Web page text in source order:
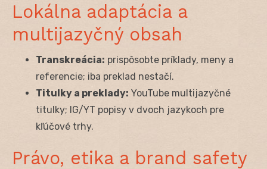
Lokálna adaptácia a
multijazyčný obsah
Transkreácia: prispôsobte príklady, meny a
referencie; iba preklad nestačí.
Titulky a preklady: YouTube multijazyčné
titulky; IG/YT popisy v dvoch jazykoch pre
kľúčové trhy.
Právo, etika a brand safety